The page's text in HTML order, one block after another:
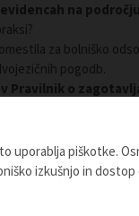
na
za bolniško
pogodb.
Pravilnik o
davčna reforma,
uporablja piškotke.
izkušnjo in